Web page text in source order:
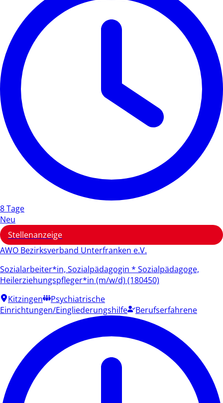
8 Tage
Neu
Stellenanzeige
AWO Bezirksverband Unterfranken e.V.
Sozialarbeiter*in, Sozialpädagogin * Sozialpädagoge,
Heilerziehungspfleger*in (m/w/d) (180450)
Kitzingen
Psychiatrische
Einrichtungen/Eingliederungshilfe
Berufserfahrene